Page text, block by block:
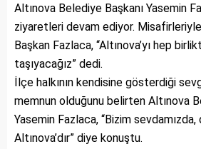
Altınova Belediye Başkanı Yasemin
ziyaretleri devam ediyor.
Başkan Fazlaca, “Altınova’yı hep
taşıyacağız” dedi.
İlçe halkının kendisine gösterdiği
memnun olduğunu belirten Altınova
Yasemin Fazlaca, “Bizim sevdamızda,
Altınova’dır” diye konuştu.